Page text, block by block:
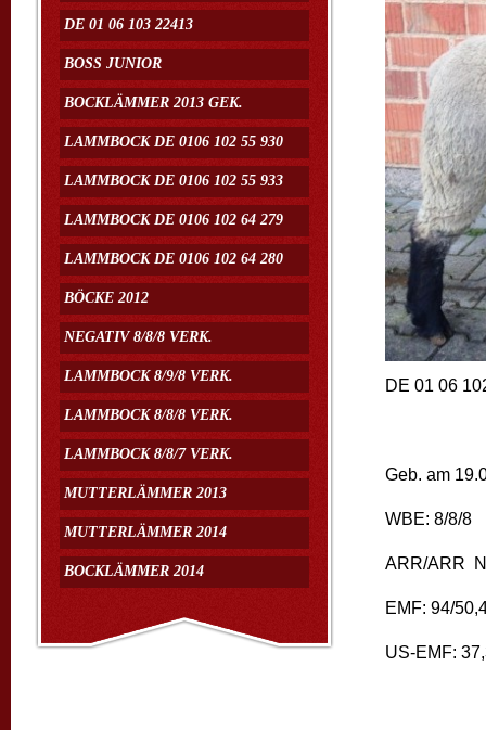
DE 01 06 103 22413
BOSS JUNIOR
BOCKLÄMMER 2013 GEK.
LAMMBOCK DE 0106 102 55 930
LAMMBOCK DE 0106 102 55 933
LAMMBOCK DE 0106 102 64 279
LAMMBOCK DE 0106 102 64 280
BÖCKE 2012
NEGATIV 8/8/8 VERK.
LAMMBOCK 8/9/8 VERK.
LAMMBOCK 8/8/8 VERK.
LAMMBOCK 8/8/7 VERK.
MUTTERLÄMMER 2013
MUTTERLÄMMER 2014
BOCKLÄMMER 2014
DE 01 06
Geb. am
WBE:
ARR/ARR
EMF: 94/
US-EMF: